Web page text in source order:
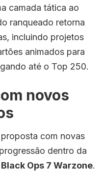
camada tática ao
ranqueado retorna
incluindo projetos
animados para
até o Top 250.
novos
com novas
dentro da
Ops 7 Warzone.